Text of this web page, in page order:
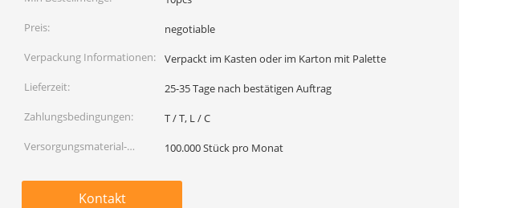
Preis:
negotiable
Verpackung Informationen:
Verpackt im Kasten oder im Karton mit Palette
Lieferzeit:
25-35 Tage nach bestätigen Auftrag
Zahlungsbedingungen:
T / T, L / C
Versorgungsmaterial-
100.000 Stück pro Monat
Kontakt